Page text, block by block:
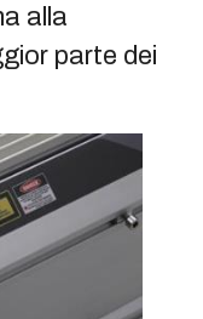
alla
parte dei